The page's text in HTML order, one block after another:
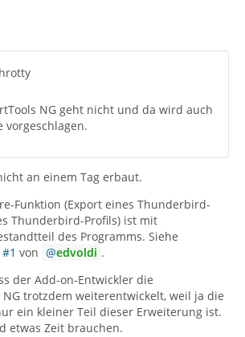
NG geht nicht und da wird auch
vorgeschlagen.
an einem Tag erbaut.
Funktion (Export eines Thunderbird-
Thunderbird-Profils) ist mit
des Programms. Siehe
#1 von edvoldi .
der Add-on-Entwickler die
NG trotzdem weiterentwickelt, weil ja die
ein kleiner Teil dieser Erweiterung ist.
etwas Zeit brauchen.